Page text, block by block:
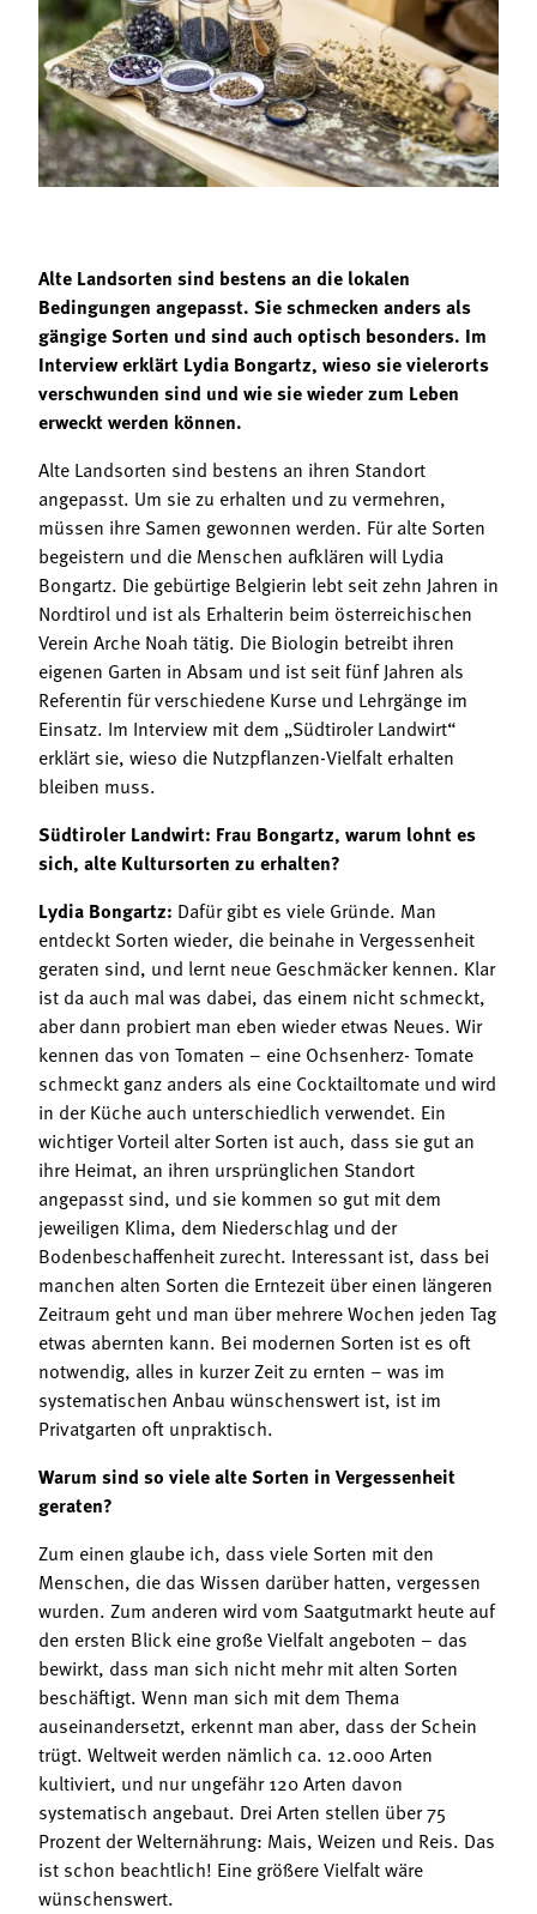
Mitgliedschaft
Landessekretariat
Bäuerliche Buffets
Hofgeschichten
Alte Landsorten sind bestens an die lokalen
Bedingungen angepasst. Sie schmecken anders als
gängige Sorten und sind auch optisch besonders. Im
Interview erklärt Lydia Bongartz, wieso sie vielerorts
verschwunden sind und wie sie wieder zum Leben
erweckt werden können.
Alte Landsorten sind bestens an ihren Standort
angepasst. Um sie zu erhalten und zu vermehren,
müssen ihre Samen gewonnen werden. Für alte Sorten
begeistern und die Menschen aufklären will Lydia
Bongartz. Die gebürtige Belgierin lebt seit zehn Jahren in
Nordtirol und ist als Erhalterin beim österreichischen
Verein Arche Noah tätig. Die Biologin betreibt ihren
eigenen Garten in Absam und ist seit fünf Jahren als
Referentin für verschiedene Kurse und Lehrgänge im
Einsatz. Im Interview mit dem „Südtiroler Landwirt“
erklärt sie, wieso die Nutzpflanzen-Vielfalt erhalten
bleiben muss.
Südtiroler Landwirt: Frau Bongartz, warum lohnt es
sich, alte Kultursorten zu erhalten?
Lydia Bongartz: Dafür gibt es viele Gründe. Man
entdeckt Sorten wieder, die beinahe in Vergessenheit
geraten sind, und lernt neue Geschmäcker kennen. Klar
ist da auch mal was dabei, das einem nicht schmeckt,
aber dann probiert man eben wieder etwas Neues. Wir
kennen das von Tomaten – eine Ochsenherz- Tomate
schmeckt ganz anders als eine Cocktailtomate und wird
in der Küche auch unterschiedlich verwendet. Ein
wichtiger Vorteil alter Sorten ist auch, dass sie gut an
ihre Heimat, an ihren ursprünglichen Standort
angepasst sind, und sie kommen so gut mit dem
jeweiligen Klima, dem Niederschlag und der
Bodenbeschaffenheit zurecht. Interessant ist, dass bei
manchen alten Sorten die Erntezeit über einen längeren
Zeitraum geht und man über mehrere Wochen jeden Tag
etwas abernten kann. Bei modernen Sorten ist es oft
notwendig, alles in kurzer Zeit zu ernten – was im
systematischen Anbau wünschenswert ist, ist im
Privatgarten oft unpraktisch.
Warum sind so viele alte Sorten in Vergessenheit
geraten?
Zum einen glaube ich, dass viele Sorten mit den
Menschen, die das Wissen darüber hatten, vergessen
wurden. Zum anderen wird vom Saatgutmarkt heute auf
den ersten Blick eine große Vielfalt angeboten – das
bewirkt, dass man sich nicht mehr mit alten Sorten
beschäftigt. Wenn man sich mit dem Thema
auseinandersetzt, erkennt man aber, dass der Schein
trügt. Weltweit werden nämlich ca. 12.000 Arten
kultiviert, und nur ungefähr 120 Arten davon
systematisch angebaut. Drei Arten stellen über 75
Prozent der Welternährung: Mais, Weizen und Reis. Das
ist schon beachtlich! Eine größere Vielfalt wäre
wünschenswert.